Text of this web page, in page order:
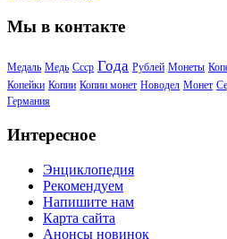
Мы в контакте
Медаль Медь Ссср Года Рублей Монеты
Копейки Копии Копии монет Новодел Монет
Германия
Интересное
Энциклопедия
Рекомендуем
Напишите нам
Карта сайта
Анонсы новинок